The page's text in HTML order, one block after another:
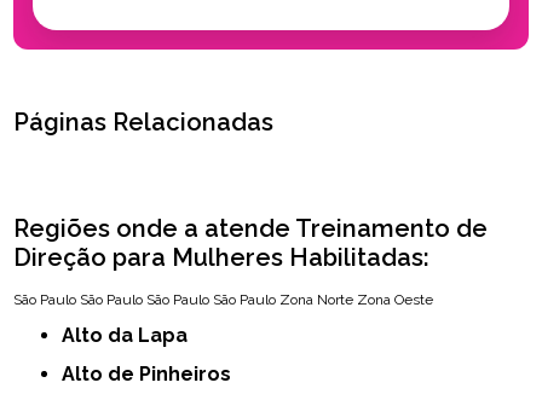
Páginas Relacionadas
Regiões onde a atende Treinamento de
Direção para Mulheres Habilitadas:
São Paulo São Paulo São Paulo São Paulo Zona Norte Zona Oeste
Alto da Lapa
Alto de Pinheiros